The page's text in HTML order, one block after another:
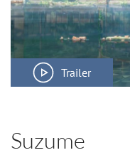
Trailer
Suzume